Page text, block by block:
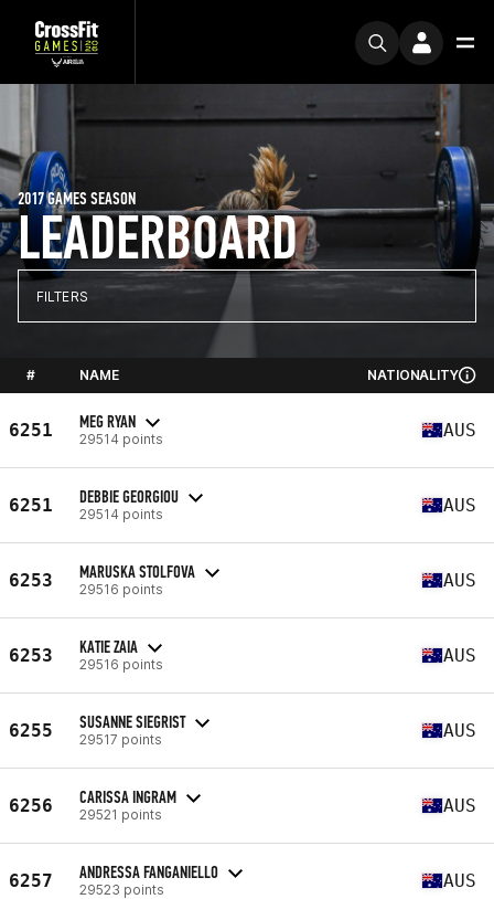
LEADERBOARD
2017 GAMES SEASON
FILTERS
# NAME NATIONALITY
6251 MEG RYAN
29514 points AUS
6251 DEBBIE GEORGIOU
29514 points AUS
6253 MARUSKA STOLFOVA
29516 points AUS
6253 KATIE ZAIA
29516 points AUS
6255 SUSANNE SIEGRIST
29517 points AUS
6256 CARISSA INGRAM
29521 points AUS
6257 ANDRESSA FANGANIELLO
29523 points AUS